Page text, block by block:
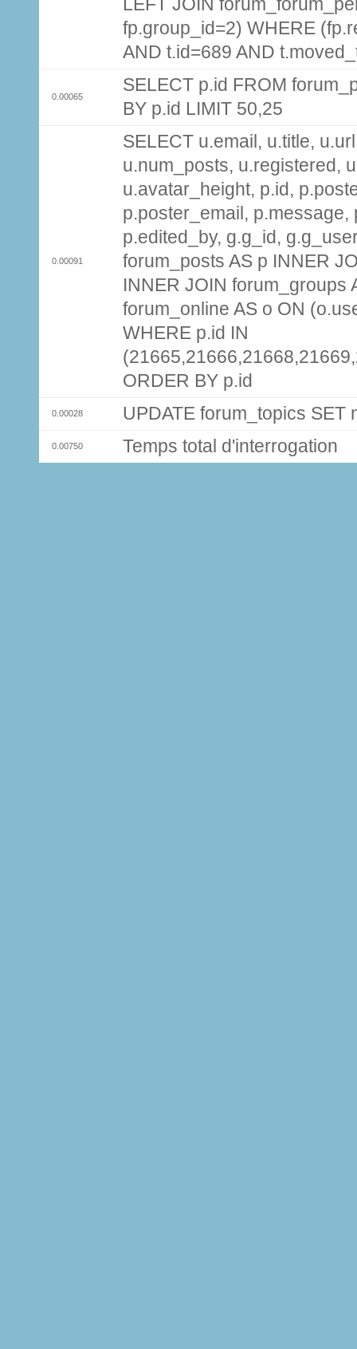
LEFT JOIN
fp.group_id=2) WHERE
AND t.id=689 AND
0.00065
SELECT p.id FROM
BY p.id LIMIT 50,25
0.00091
SELECT u.email, u.title,
u.num_posts, u.registered,
u.avatar_height, p.id,
p.poster_email,
p.edited_by, g.g_id,
forum_posts AS p INNER
INNER JOIN forum_groups
forum_online AS o ON
WHERE p.id IN
ORDER BY p.id
0.00028 UPDATE forum_topics
0.00750 Temps total d'interrogation